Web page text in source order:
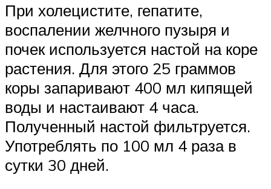
При холецистите, гепатите,
воспалении желчного пузыря и
почек используется настой на коре
растения. Для этого 25 граммов
коры запаривают 400 мл кипящей
воды и настаивают 4 часа.
Полученный настой фильтруется.
Употреблять по 100 мл 4 раза в
сутки 30 дней.